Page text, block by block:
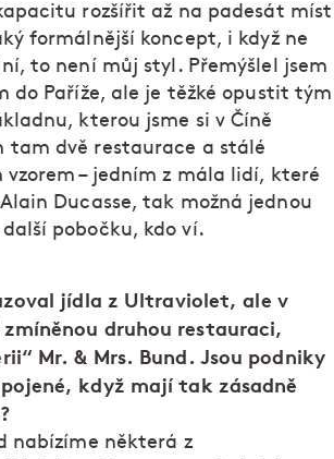
rozšířit až na padesát míst
formálnější koncept, i když ne
to není můj styl. Přemýšlel jsem
do Paříže, ale je těžké opustit tým
kterou jsme si v Číně
tam dvě restaurace a stálé
vzorem – jedním z mála lidí, které
Ducasse, tak možná jednou
pobočku, kdo ví.
jídla z Ultraviolet, ale v
druhou restauraci,
Mr. & Mrs. Bund. Jsou podniky
když mají tak zásadně
nabízíme některá z